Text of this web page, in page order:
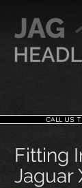
CALL US
Fitting
Jaguar